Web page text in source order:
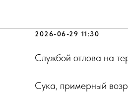
2026-06-29 11:30
Службой отлова на
Сука, примерный